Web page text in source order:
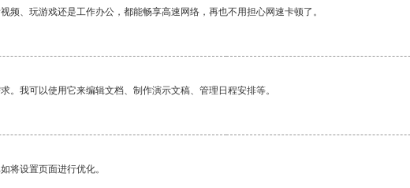
频、玩游戏还是工作办公，都能畅享高速网络，再也不用担心网速卡顿了。
。我可以使用它来编辑文档、制作演示文稿、管理日程安排等。
将设置页面进行优化。